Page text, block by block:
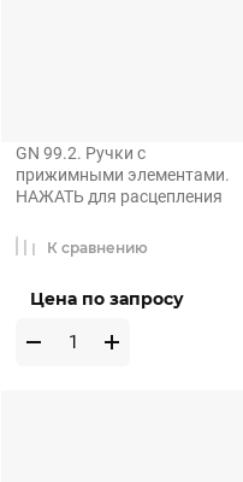
GN 99.2. Ручки с
прижимными элементами.
НАЖАТЬ для расцепления
Цена по запросу
К сравнению